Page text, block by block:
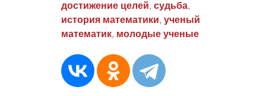
достижение целей, судьба,
история математики, ученый
математик, молодые ученые